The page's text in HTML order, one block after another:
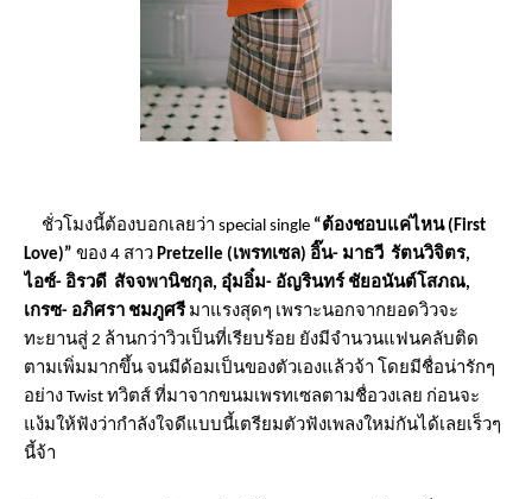
ชั่วโมงนี้ต้องบอกเลยว่า special single “ต้องชอบแค่ไหน ( First
Love)” ของ 4 สาว Pretzelle (เพรทเซล) อิ๊น- มาธวี รัตนวิจิตร,
ไอซ์- อิรวดี สัจจพานิชกุล, อุ๋มอิ๋ม- อัญรินทร์ชัยอนันต์โสภณ,
เกรซ- อภิศรา ชมภูศรี มาแรงสุดๆ เพราะนอกจากยอดวิวจะ
ทะยานสู่ 2 ล้านกว่าวิวเป็นที่เรียบร้อย ยังมีจำนวนแฟนคลับติด
ตามเพิ่มมากขึ้น จนมีด้อมเป็นของตัวเองแล้วจ้า โดยมีชื่อน่ารักๆ
อย่าง Twist ทวิตส์ ที่มาจากขนมเพรทเซลตามชื่อวงเลย ก่อนจะ
แง้มให้ฟังว่ากำลังใจดีแบบนี้เตรียมตัวฟังเพลงใหม่กันได้เลยเร็วๆ
นี้จ้า